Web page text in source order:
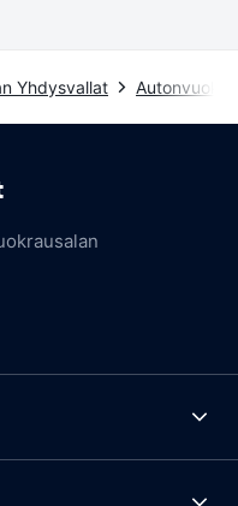
Yhdysvallat